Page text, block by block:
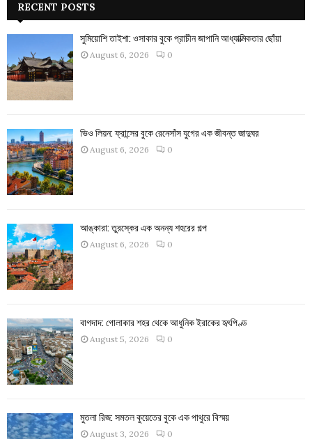
RECENT POSTS
সুমিয়োশি তাইশা: ওসাকার বুকে প্রাচীন জাপানি আধ্যাত্মিকতার ছোঁয়া
August 6, 2026 0
ভিও লিয়ন: ফ্রান্সের বুকে রেনেসাঁস যুগের এক জীবন্ত জাদুঘর
August 6, 2026 0
আঙ্কারা: তুরস্কের এক অনন্য শহরের গল্প
August 6, 2026 0
বাগদাদ: গোলাকার শহর থেকে আধুনিক ইরাকের হৃৎপিণ্ড
August 5, 2026 0
মুতলা রিজ: সমতল কুয়েতের বুকে এক পাথুরে বিস্ময়
August 3, 2026 0